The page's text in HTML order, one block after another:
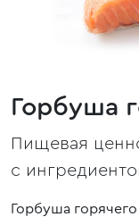
Горбуша
Пищевая
с
Горбуша